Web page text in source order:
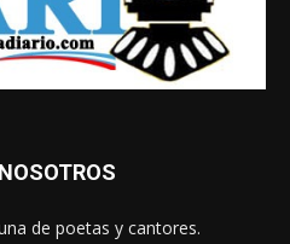
de poetas y cantores.